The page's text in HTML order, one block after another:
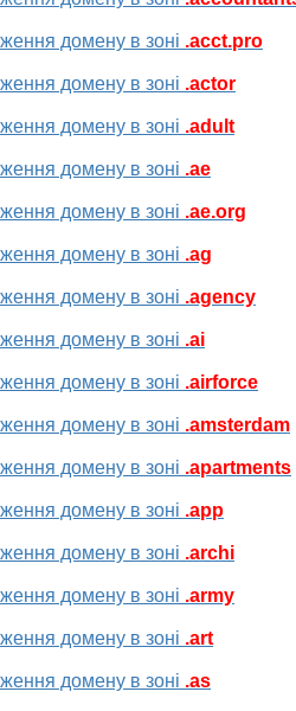
домену в зоні .acct.pro
домену в зоні .actor
домену в зоні .adult
домену в зоні .ae
домену в зоні .ae.org
домену в зоні .ag
домену в зоні .agency
домену в зоні .ai
домену в зоні .airforce
домену в зоні .amsterdam
домену в зоні .apartments
домену в зоні .app
домену в зоні .archi
домену в зоні .army
домену в зоні .art
домену в зоні .as